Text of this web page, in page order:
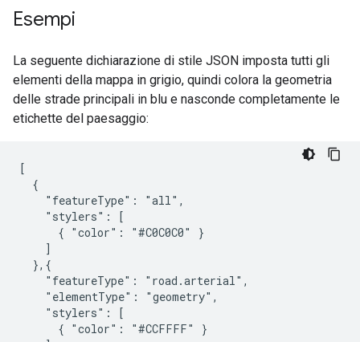
Esempi
La seguente dichiarazione di stile JSON imposta tutti gli
elementi della mappa in grigio, quindi colora la geometria
delle strade principali in blu e nasconde completamente le
etichette del paesaggio:
[
  {
    "featureType": "all",
    "stylers": [
      { "color": "#C0C0C0" }
    ]
  },{
    "featureType": "road.arterial",
    "elementType": "geometry",
    "stylers": [
      { "color": "#CCFFFF" }